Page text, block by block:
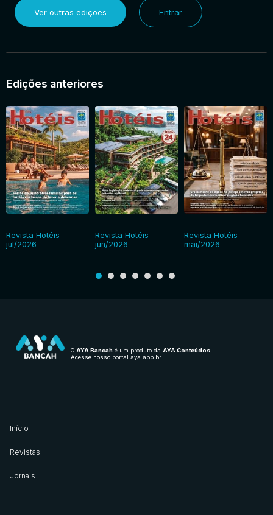
Ver outras edições Entrar
Edições anteriores
Revista Hotéis -
jul/2026
Revista Hotéis -
jun/2026
Revista Hotéis -
mai/2026
O AYA Bancah é um produto da AYA Conteúdos
Acesse nosso portal aya.app.br
Início
Revistas
Jornais